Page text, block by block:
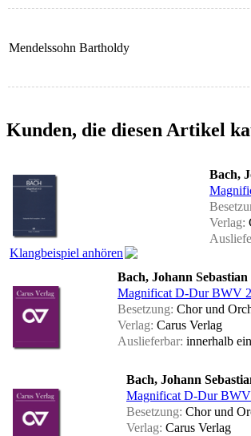
Mendelssohn Bartholdy
Kunden, die diesen Artikel
Klangbeispiel anhören
Bach,
Verlag:
Bach, Johann Sebastian
Magnificat D-Dur BWV
Besetzung: Chor und
Verlag: Carus Verlag
Auslieferbar: innerhalb
Bach, Johann
Magnificat D-Dur
Besetzung: Chor und
Verlag: Carus Verlag